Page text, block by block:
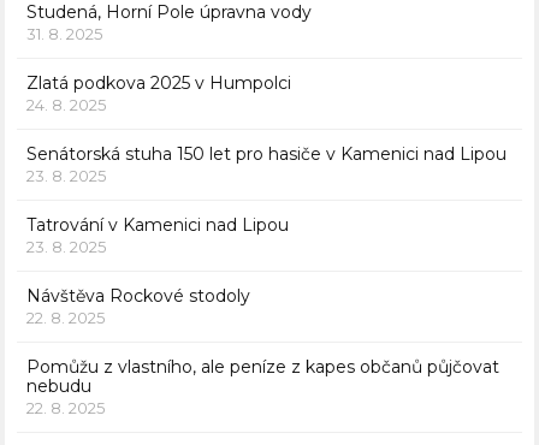
Studená, Horní Pole úpravna vody
31. 8. 2025
Zlatá podkova 2025 v Humpolci
24. 8. 2025
Senátorská stuha 150 let pro hasiče v Kamenici nad Lipou
23. 8. 2025
Tatrování v Kamenici nad Lipou
23. 8. 2025
Návštěva Rockové stodoly
22. 8. 2025
Pomůžu z vlastního, ale peníze z kapes občanů půjčovat
nebudu
22. 8. 2025